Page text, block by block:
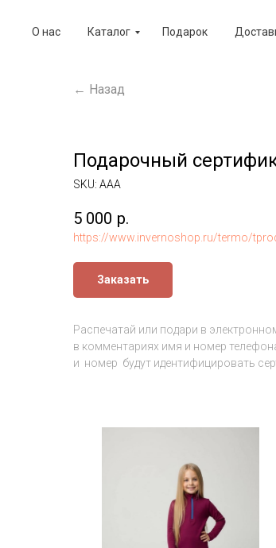
О нас Каталог Подарок
← Назад
Подарочный
SKU: ААА
5 000 р.
https://www.invernoshop.ru/termo/
Заказать
Распечатай или подари в
в комментариях имя и номер
и номер будут идентифицировать